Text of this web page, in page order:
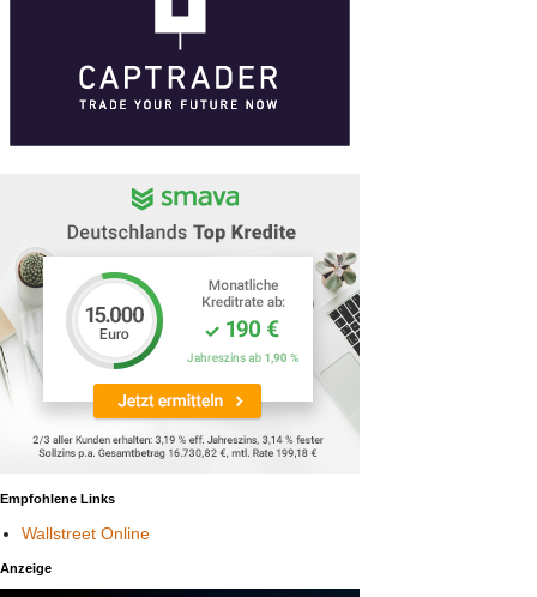
Empfohlene Links
Wallstreet Online
Anzeige